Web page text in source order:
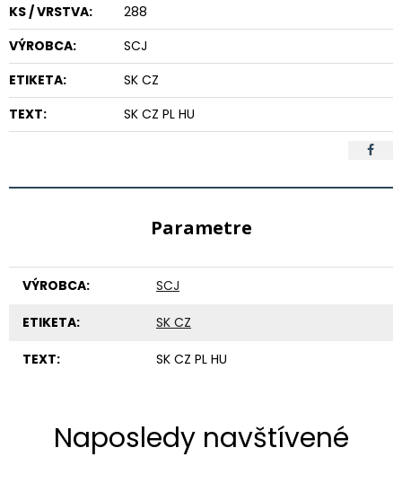
KS / VRSTVA:
288
VÝROBCA:
SCJ
ETIKETA:
SK CZ
TEXT:
SK CZ PL HU
Parametre
VÝROBCA: SCJ
ETIKETA: SK CZ
TEXT: SK CZ PL HU
Naposledy navštívené